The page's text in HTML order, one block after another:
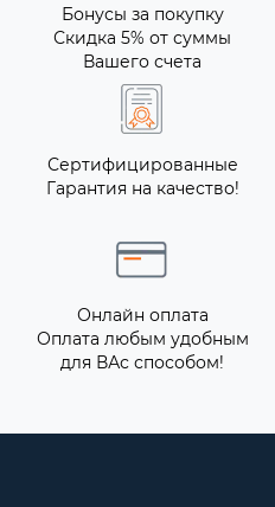
Бонусы за покупку
Скидка 5% от суммы
Вашего счета
Сертифицированные
Гарантия на качество!
Онлайн оплата
Оплата любым удобным
для ВАс способом!